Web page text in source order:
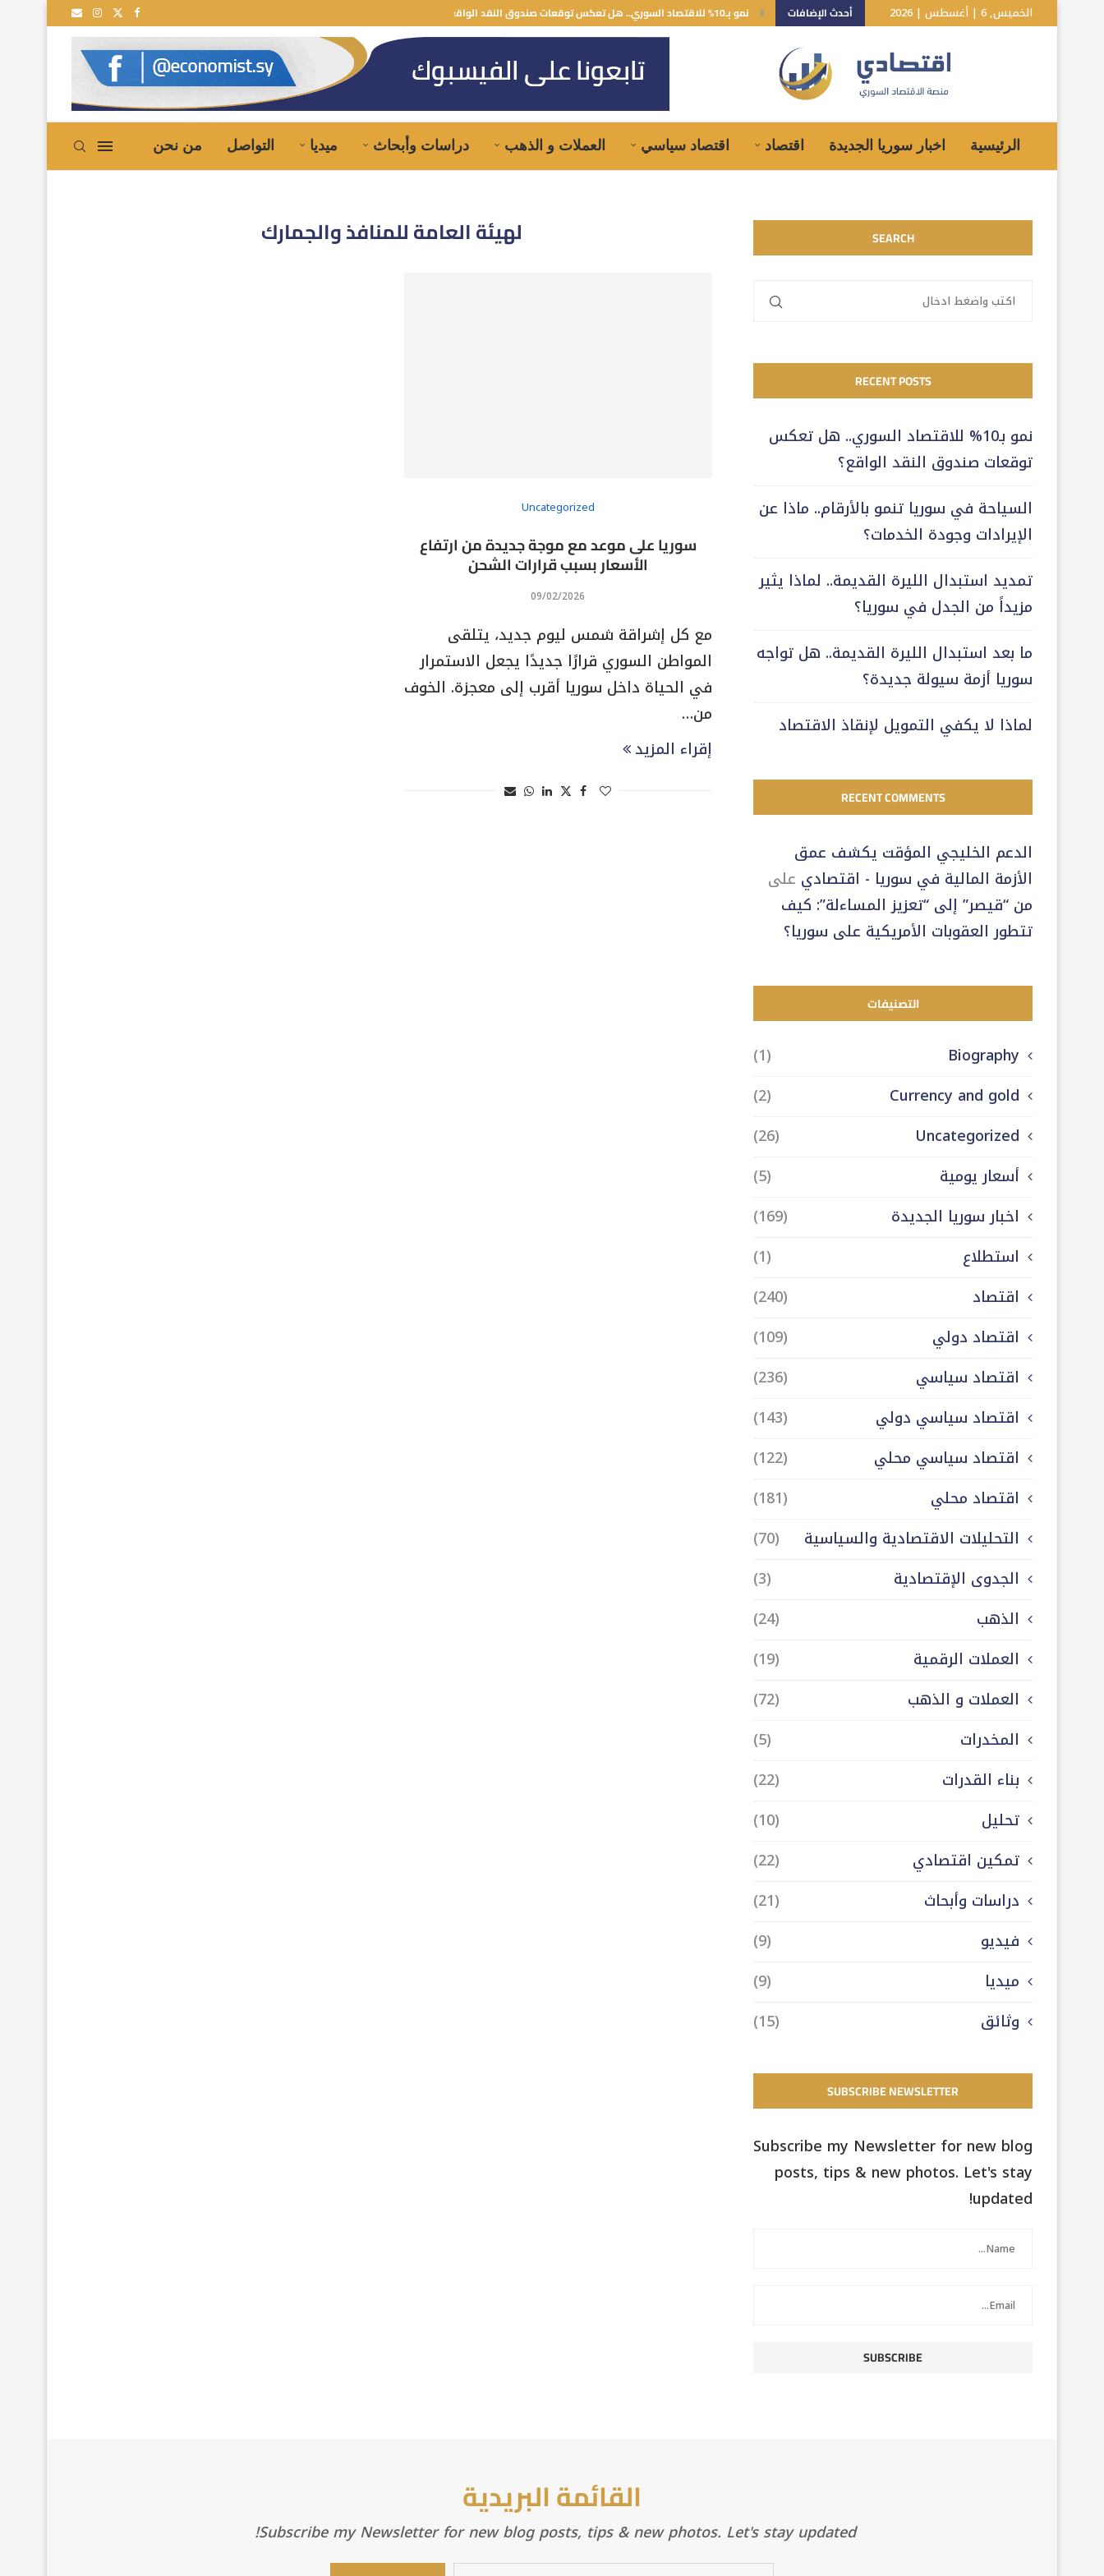
الخميس, 6 | أغسطس | 2026 أحدث الإضافات نمو بـ10% للاقتصاد السوري.. هل تعكس توقعات صندوق النقد الواقع؟
الرئيسية اخبار سوريا الجديدة اقتصاد اقتصاد سياسي العملات و الذهب دراسات وأبحاث ميديا التواصل من نحن
لهيئة العامة للمنافذ والجمارك
Uncategorized
سوريا على موعد مع موجة جديدة من ارتفاع
الأسعار بسبب قرارات الشحن
09/02/2026
مع كل إشراقة شمس ليوم جديد، يتلقى
المواطن السوري قرارًا جديدًا يجعل الاستمرار
في الحياة داخل سوريا أقرب إلى معجزة. الخوف
من…
إقراء المزيد
SEARCH
RECENT POSTS
نمو بـ10% للاقتصاد السوري.. هل تعكس
توقعات صندوق النقد الواقع؟
السياحة في سوريا تنمو بالأرقام.. ماذا عن
الإيرادات وجودة الخدمات؟
تمديد استبدال الليرة القديمة.. لماذا يثير
مزيداً من الجدل في سوريا؟
ما بعد استبدال الليرة القديمة.. هل تواجه
سوريا أزمة سيولة جديدة؟
لماذا لا يكفي التمويل لإنقاذ الاقتصاد
RECENT COMMENTS
الدعم الخليجي المؤقت يكشف عمق
الأزمة المالية في سوريا - اقتصادي على
من “قيصر” إلى “تعزيز المساءلة”: كيف
تتطور العقوبات الأمريكية على سوريا؟
التصنيفات
Biography
(1)
Currency and gold
(2)
Uncategorized
(26)
أسعار يومية
(5)
اخبار سوريا الجديدة
(169)
استطلاع
(1)
اقتصاد
(240)
اقتصاد دولي
(109)
اقتصاد سياسي
(236)
اقتصاد سياسي دولي
(143)
اقتصاد سياسي محلي
(122)
اقتصاد محلي
(181)
التحليلات الاقتصادية والسياسية
(70)
الجدوى الإقتصادية
(3)
الذهب
(24)
العملات الرقمية
(19)
العملات و الذهب
(72)
المخدرات
(5)
بناء القدرات
(22)
تحليل
(10)
تمكين اقتصادي
(22)
دراسات وأبحاث
(21)
فيديو
(9)
ميديا
(9)
وثائق
(15)
SUBSCRIBE NEWSLETTER
Subscribe my Newsletter for new blog
posts, tips & new photos. Let's stay
updated!
القائمة البريدية
Subscribe my Newsletter for new blog posts, tips & new photos. Let's stay updated!